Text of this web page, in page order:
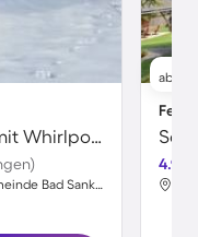
Familienorientiertes Chalet mit Whirlpool, Garten und Sauna | Bergblick
Bad Sankt Leonhard im Lavanttal, Gemeinde Bad Sankt Leonhard im Lavanttal, Wolfsberg
ab
4.9